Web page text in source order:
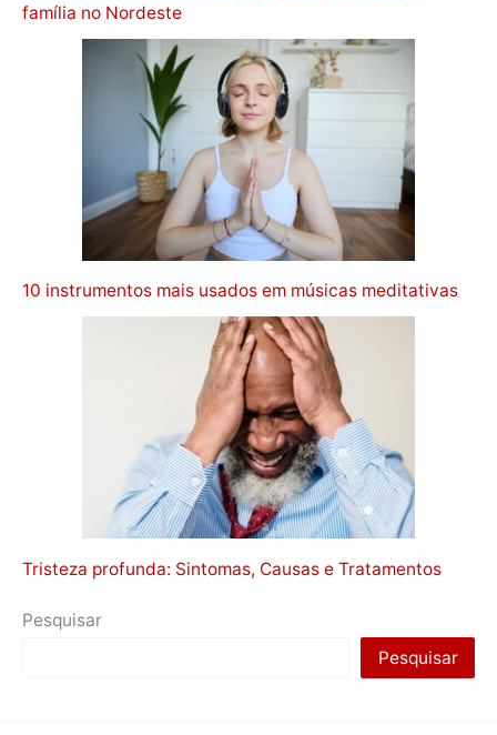
família no Nordeste
10 instrumentos mais usados em músicas meditativas
Tristeza profunda: Sintomas, Causas e Tratamentos
Pesquisar
Pesquisar